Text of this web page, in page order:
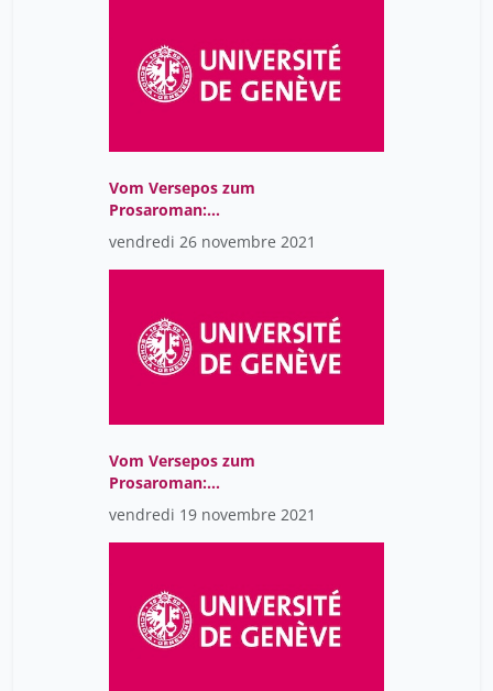
Vom Versepos zum
Prosaroman:
Spätmittelalterliche
deutsche Epik (CR)
vendredi 26 novembre 2021
Vom Versepos zum
Prosaroman:
Spätmittelalterliche
deutsche Epik (CR)
vendredi 19 novembre 2021